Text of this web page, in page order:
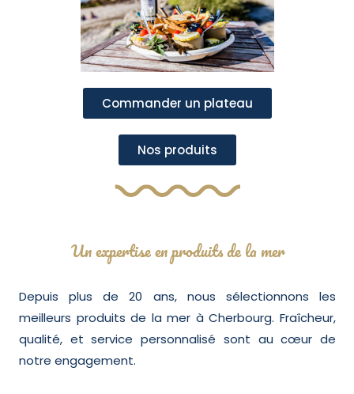
Commander un plateau
Nos produits
Un expertise en produits de la mer
Depuis plus de 20 ans, nous sélectionnons les
meilleurs produits de la mer à Cherbourg. Fraîcheur,
qualité, et service personnalisé sont au cœur de
notre engagement.